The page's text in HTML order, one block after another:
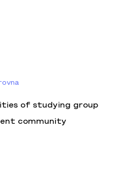
of studying group
community